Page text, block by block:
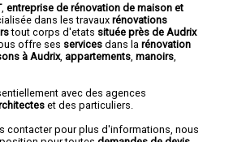
, entreprise de rénovation de maison et
dans les travaux rénovations
tout corps d'etats située près de Audrix
offre ses services dans la rénovation
à Audrix, appartements manoirs
avec des agences
et des particuliers.
contacter pour plus d'informations, nous